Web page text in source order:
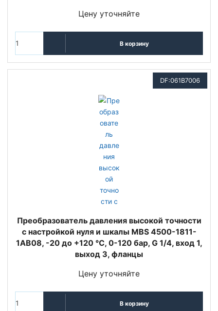
Цену уточняйте
В корзину
DF:061B7006
Преобразователь давления высокой точности
с настройкой нуля и шкалы MBS 4500-1811-
1AB08, -20 до +120 °C, 0-120 бар, G 1/4, вход 1,
выход 3, фланцы
Цену уточняйте
В корзину